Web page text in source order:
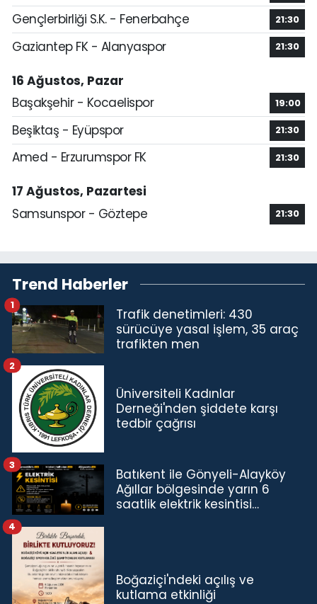
Gençlerbirliği S.K. - Fenerbahçe
21:30
Gaziantep FK - Alanyaspor 21:30
16 Ağustos, Pazar
Başakşehir - Kocaelispor
19:00
Beşiktaş - Eyüpspor 21:30
Amed - Erzurumspor FK 21:30
17 Ağustos, Pazartesi
Samsunspor - Göztepe
21:30
Trend Haberler
Trafik denetimleri: 430
sürücüye yasal işlem, 35 araç
trafikten men
1
Üniversiteli Kadınlar
Derneği'nden şiddete karşı
tedbir çağrısı
2
Batıkent ile Gönyeli-Alayköy
Ağıllar bölgesinde yarın 6
saatlik elektrik kesintisi…
3
Boğaziçi'ndeki açılış ve
kutlama etkinliği
4